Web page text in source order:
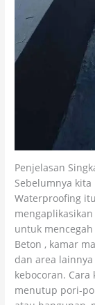
Penjelasan
Sebelumnya
Waterproofing
untuk
Beton , kamar
dan area
kebocoran.
menutup pori-